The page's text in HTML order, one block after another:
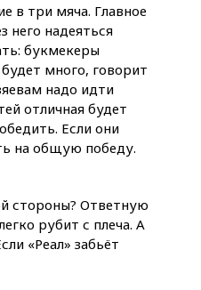
ограничила
в Черном море
Генпрокурором США
Бланш
Геленджика
из-за опасности БПЛА
ввела
на Ильском
атакой БПЛА,
в три мяча. Главное
него надеяться
букмекеры
много, говорит
надо идти
отличная будет
Если они
на общую победу.
стороны? Ответную
рубит с плеча. А
«Реал» забьёт